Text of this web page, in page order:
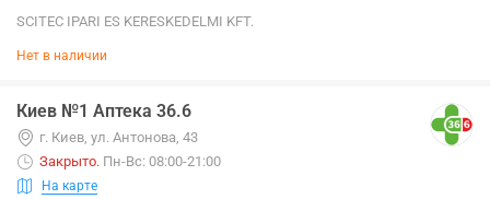
SCITEC IPARI ES KERESKEDELMI KFT.
Нет в наличии
Киев №1 Аптека 36.6
г. Киев, ул. Антонова, 43
Закрыто. Пн-Вс: 08:00-21:00
На карте